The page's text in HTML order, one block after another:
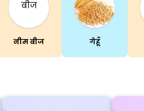
नीम बीज गेहूँ